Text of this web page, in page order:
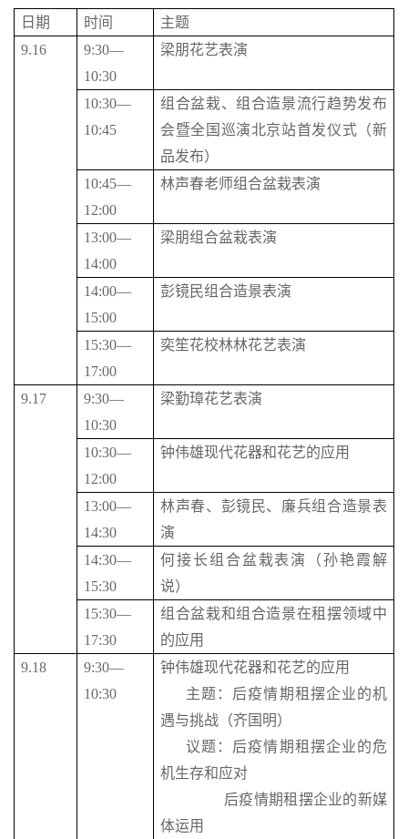
日期 时间
主题
9.16
9:30—
10:30
梁朋花艺表演
10:30—
10:45
组合盆栽、组合造景流行趋势发布
会暨全国巡演北京站首发仪式（新
品发布）
10:45—
12:00
林声春老师组合盆栽表演
13:00—
14:00
梁朋组合盆栽表演
14:00—
15:00
彭镜民组合造景表演
15:30—
17:00
奕笙花校林林花艺表演
9.17
9:30—
10:30
梁勤璋花艺表演
10:30—
12:00
钟伟雄现代花器和花艺的应用
13:00—
14:30
林声春、彭镜民、廉兵组合造景表
演
14:30—
15:30
何接长组合盆栽表演（孙艳霞解
说）
15:30—
17:30
组合盆栽和组合造景在租摆领域中
的应用
9.18
9:30—
10:30
钟伟雄现代花器和花艺的应用
主题：后疫情期租摆企业的机
遇与挑战（齐国明）
议题：后疫情期租摆企业的危
机生存和应对
后疫情期租摆企业的新媒
体运用